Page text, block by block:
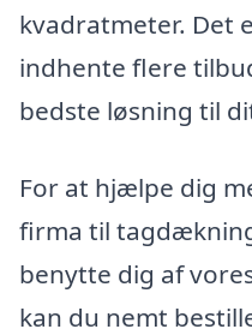
kvadratmeter. Det
indhente flere
bedste løsning til
For at hjælpe dig
firma til
benytte dig af
kan du nemt